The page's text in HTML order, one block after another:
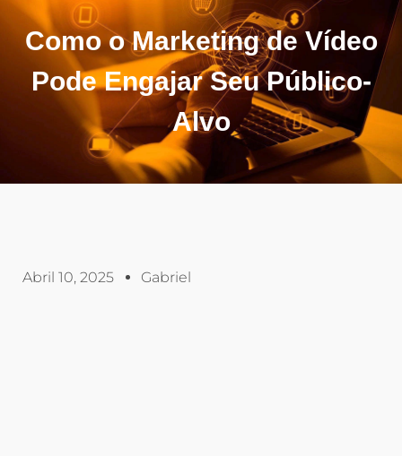
Como o Marketing de Vídeo
Pode Engajar Seu Público-
Alvo
Abril 10, 2025 Gabriel